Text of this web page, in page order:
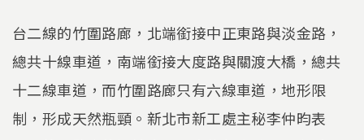
台二線的竹圍路廊，北端銜接中正東路與淡金路，
總共十線車道，南端銜接大度路與關渡大橋，總共
十二線車道，而竹圍路廊只有六線車道，地形限
制，形成天然瓶頸。新北市新工處主秘李仲昀表